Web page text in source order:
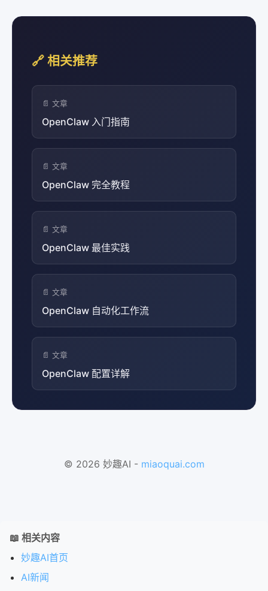
🔗 相关推荐
📄 文章
OpenClaw 入门指南
📄 文章
OpenClaw 完全教程
📄 文章
OpenClaw 最佳实践
📄 文章
OpenClaw 自动化工作流
📄 文章
OpenClaw 配置详解
© 2026 妙趣AI - miaoquai.com
📖 相关内容
妙趣AI首页
AI新闻